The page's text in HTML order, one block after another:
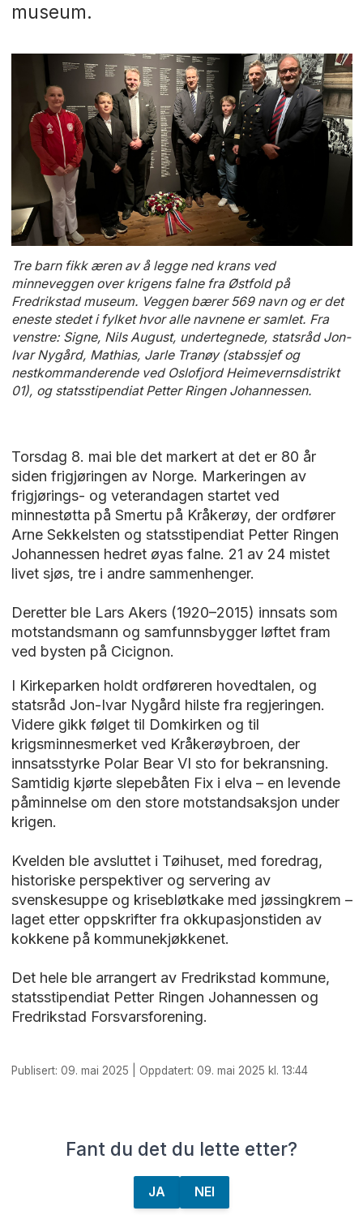
museum.
Tre barn fikk æren av å legge ned krans ved
minneveggen over krigens falne fra Østfold på
Fredrikstad museum. Veggen bærer 569 navn og er det
eneste stedet i fylket hvor alle navnene er samlet. Fra
venstre: Signe, Nils August, undertegnede, statsråd Jon-
Ivar Nygård, Mathias, Jarle Tranøy (stabssjef og
nestkommanderende ved Oslofjord Heimevernsdistrikt
01), og statsstipendiat Petter Ringen Johannessen.
Torsdag 8. mai ble det markert at det er 80 år
siden frigjøringen av Norge. Markeringen av
frigjørings- og veterandagen startet ved
minnestøtta på Smertu på Kråkerøy, der ordfører
Arne Sekkelsten og statsstipendiat Petter Ringen
Johannessen hedret øyas falne. 21 av 24 mistet
livet sjøs, tre i andre sammenhenger.
Deretter ble Lars Akers (1920–2015) innsats som
motstandsmann og samfunnsbygger løftet fram
ved bysten på Cicignon.
I Kirkeparken holdt ordføreren hovedtalen, og
statsråd Jon-Ivar Nygård hilste fra regjeringen.
Videre gikk følget til Domkirken og til
krigsminnesmerket ved Kråkerøybroen, der
innsatsstyrke Polar Bear VI sto for bekransning.
Samtidig kjørte slepebåten Fix i elva – en levende
påminnelse om den store motstandsaksjon under
krigen.
Kvelden ble avsluttet i Tøihuset, med foredrag,
historiske perspektiver og servering av
svenskesuppe og krisebløtkake med jøssingkrem –
laget etter oppskrifter fra okkupasjonstiden av
kokkene på kommunekjøkkenet.
Det hele ble arrangert av Fredrikstad kommune,
statsstipendiat Petter Ringen Johannessen og
Fredrikstad Forsvarsforening.
Publisert: 09. mai 2025 | Oppdatert: 09. mai 2025 kl. 13:44
Fant du det du lette etter?
JA NEI